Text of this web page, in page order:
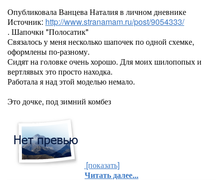
Опубликовала Ванцева Наталия в личном дневнике
Источник: http://www.stranamam.ru/post/9054333/
. Шапочки "Полосатик"
Связалось у меня несколько шапочек по одной схемке,
оформлены по-разному.
Сидят на головке очень хорошо. Для моих шилопопых и
вертлявых это просто находка.
Работала я над этой моделью немало.
Это дочке, под зимний комбез
[показать]
Читать далее...